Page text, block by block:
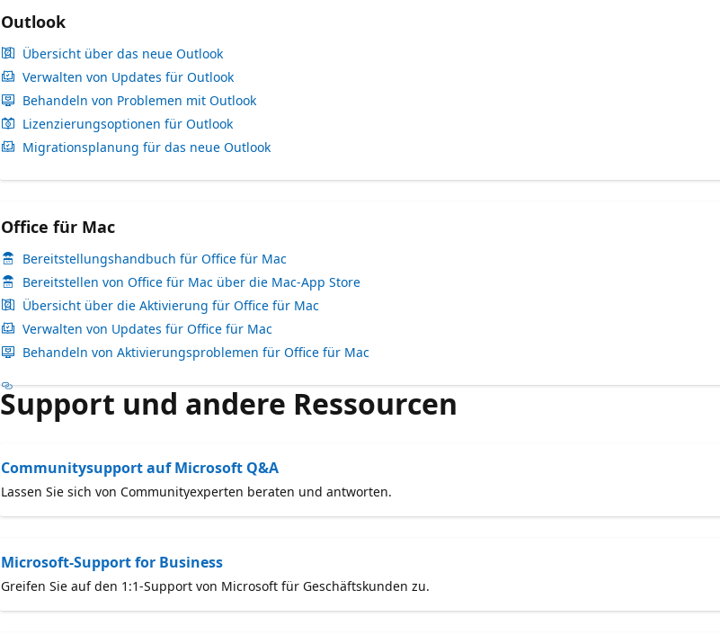
Outlook
Übersicht über das neue Outlook
Verwalten von Updates für Outlook
Behandeln von Problemen mit Outlook
Lizenzierungsoptionen für Outlook
Migrationsplanung für das neue Outlook
Office für Mac
Bereitstellungshandbuch für Office für Mac
Bereitstellen von Office für Mac über die Mac-App Store
Übersicht über die Aktivierung für Office für Mac
Verwalten von Updates für Office für Mac
Behandeln von Aktivierungsproblemen für Office für Mac
Support und andere Ressourcen
Communitysupport auf Microsoft Q&A
Lassen Sie sich von Communityexperten beraten und antworten.
Microsoft-Support for Business
Greifen Sie auf den 1:1-Support von Microsoft für Geschäftskunden zu.